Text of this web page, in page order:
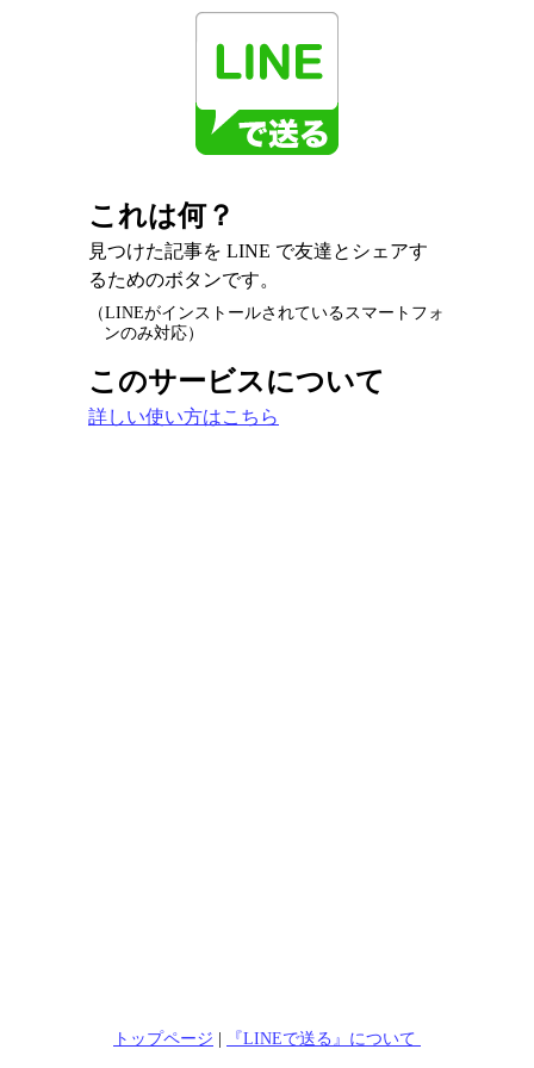
これは何？
見つけた記事を LINE で友達とシェアす
るためのボタンです。
（LINEがインストールされているスマートフォ
ンのみ対応）
このサービスについて
詳しい使い方はこちら
トップページ | 『LINEで送る』について